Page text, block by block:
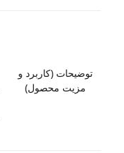
توضیحات (کاربرد و
مزیت محصول)